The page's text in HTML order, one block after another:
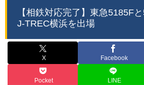
【相鉄対応完了】東急5185F
J-TREC横浜を出場
X Facebook
Pocket LINE